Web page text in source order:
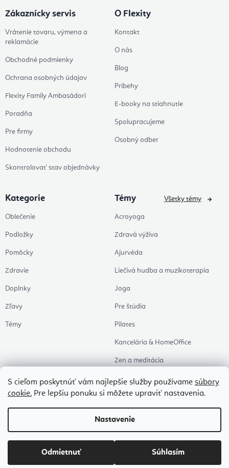
S cieľom poskytnúť vám najlepšie služby používame súbory
cookie. Pre lepšiu ponuku si môžete upraviť nastavenia.
Nastavenie
Odmietnuť Súhlasím
Zákaznícky servis
Vrátenie tovaru, výmena a
reklamácie
Obchodné podmienky
Ochrana osobných údajov
Flexity Family Ambasádori
Poradňa
Pre firmy
Hodnotenie obchodu
Skontrolovať stav objednávky
O Flexity
Kontakt
O nás
Blog
Príbehy
E-booky na stiahnutie
Spolupracujeme
Osobný odber
Kategorie
Oblečenie
Podložky
Pomôcky
Zdravie
Doplnky
Zľavy
Témy
Témy
Acroyoga
Zdravá výživa
Ajurvéda
Liečivá hudba a muzikoterapia
Joga
Pre štúdia
Pilates
Kancelária & HomeOffice
Zen a meditácia
Aromaterapia
Zdravý spánok
Naše obľúbené
Všetky témy
Vytvoril Shoptet Premium
Copyright 2026Flexity. Všetky práva vyhradené.Upraviť nastavenie cookies